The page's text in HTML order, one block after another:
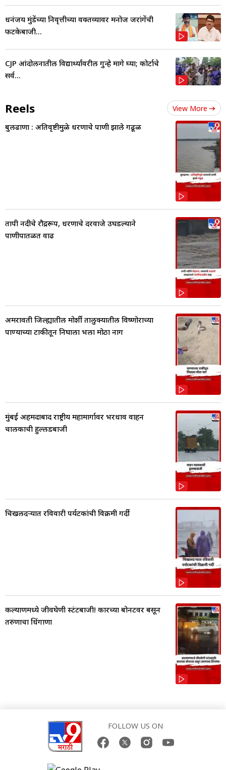
धनंजय मुंडेंच्या निवृत्तीच्या वक्तव्यावर मनोज जरांगेंची
फटकेबाजी...
CJP आंदोलनातील विद्यार्थ्यांवरील गुन्हे मागे घ्या; कोर्टाचे
सर्व...
Reels View More
बुलढाणा : अतिवृष्टीमुळे धरणाचे पाणी झाले गढूळ
तापी नदीचे रौद्ररूप, धरणाचे दरवाजे उघडल्याने
पाणीपातळीत वाढ
अमरावती जिल्ह्यातील मोर्शी तालुक्यातील विष्णोराच्या
पाण्याच्या टाकीतून निघाला भला मोठा नाग
मुंबई अहमदाबाद राष्ट्रीय महामार्गावर भरधाव वाहन
चालकाची हुल्लडबाजी
चिखलदऱ्यात रविवारी पर्यटकांची विक्रमी गर्दी
कल्याणमध्ये जीवघेणी स्टंटबाजी! कारच्या बोनटवर बसून
तरुणाचा धिंगाणा
FOLLOW US ON